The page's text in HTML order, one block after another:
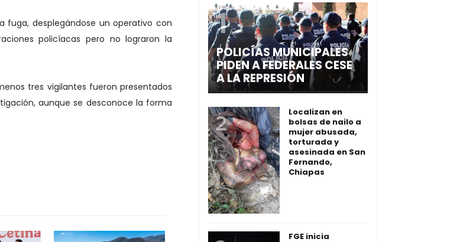
fuga, desplegándose un operativo con
policíacas pero no lograron la
tres vigilantes fueron presentados
aunque se desconoce la forma
POLICÍAS MUNICIPALES
PIDEN A FEDERALES CESE
A LA REPRESIÓN
Localizan en
bolsas de nailo a
mujer abusada,
torturada y
asesinada en San
Fernando,
Chiapas
FGE inicia